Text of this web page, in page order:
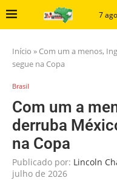
7
Início » Com um a menos,
segue na Copa
Brasil
Com um a
derruba
na Copa
Publicado por: Lincoln
julho de 2026